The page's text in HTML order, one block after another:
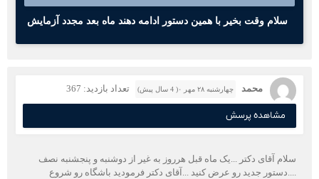
سلام وقت بخیر با همین دستور ادامه دهند ماه بعد مجدد آزمایش
محمد چهارشنبه ۲۸ مهر ۰( 4 سال پیش) تعداد بازدید: 367
مشاهده پرسش
سلام آقای دکتر ...یک ماه قبل هرروز به غیر از دوشنبه و پنجشنبه نصف
....دستور جدید رو عرض کنید ...آقای دکتر فرمودید باشگاه رو شروع